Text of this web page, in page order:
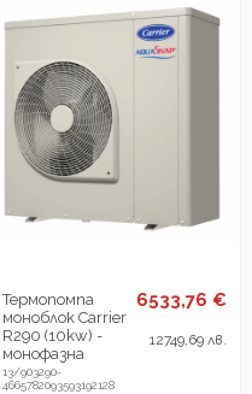
Термопомпа
моноблок Carrier
R290 (10kw) -
монофазна
13/903290-
4665782093593192128
6533,76 €
12749,69 лв.